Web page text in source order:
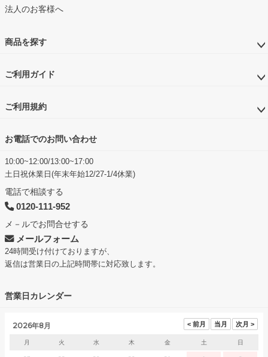
法人のお客様へ
商品を探す
ご利用ガイド
ご利用規約
お電話でのお問い合わせ
10:00~12:00/13:00~17:00
土日祝休業日(年末年始12/27-1/4休業)
電話で相談する
0120-111-952
メ－ルでお問合せする
メールフォーム
24時間受け付けておりますが、
返信は営業日の上記時間帯に対応致します。
営業日カレンダー
2026年8月
月 火 水 木 金 土 日